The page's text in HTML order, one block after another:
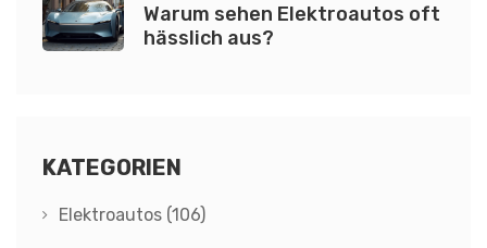
Warum sehen Elektroautos oft
hässlich aus?
KATEGORIEN
Elektroautos (106)